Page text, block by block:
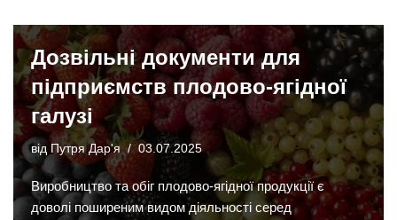
Дозвільні документи для
підприємств плодово-ягідної
галузі
від Путря Дар'я 03.07.2025
Виробництво та обіг плодово-ягідної продукції є
доволі поширеним видом діяльності серед